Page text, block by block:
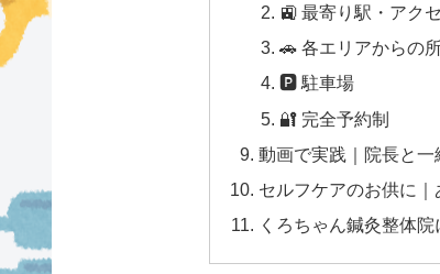
🚉 最寄り駅・アク
🚗 各エリアからの
🅿 駐車場
🔐 完全予約制
動画で実践｜院長と一
セルフケアのお供に｜
くろちゃん鍼灸整体院